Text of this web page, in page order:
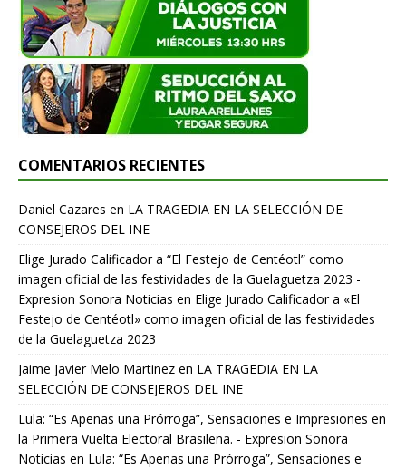
COMENTARIOS RECIENTES
Daniel Cazares en LA TRAGEDIA EN LA SELECCIÓN DE
CONSEJEROS DEL INE
Elige Jurado Calificador a “El Festejo de Centéotl” como
imagen oficial de las festividades de la Guelaguetza 2023 -
Expresion Sonora Noticias en Elige Jurado Calificador a «El
Festejo de Centéotl» como imagen oficial de las festividades
de la Guelaguetza 2023
Jaime Javier Melo Martinez en LA TRAGEDIA EN LA
SELECCIÓN DE CONSEJEROS DEL INE
Lula: “Es Apenas una Prórroga”, Sensaciones e Impresiones en
la Primera Vuelta Electoral Brasileña. - Expresion Sonora
Noticias en Lula: “Es Apenas una Prórroga”, Sensaciones e